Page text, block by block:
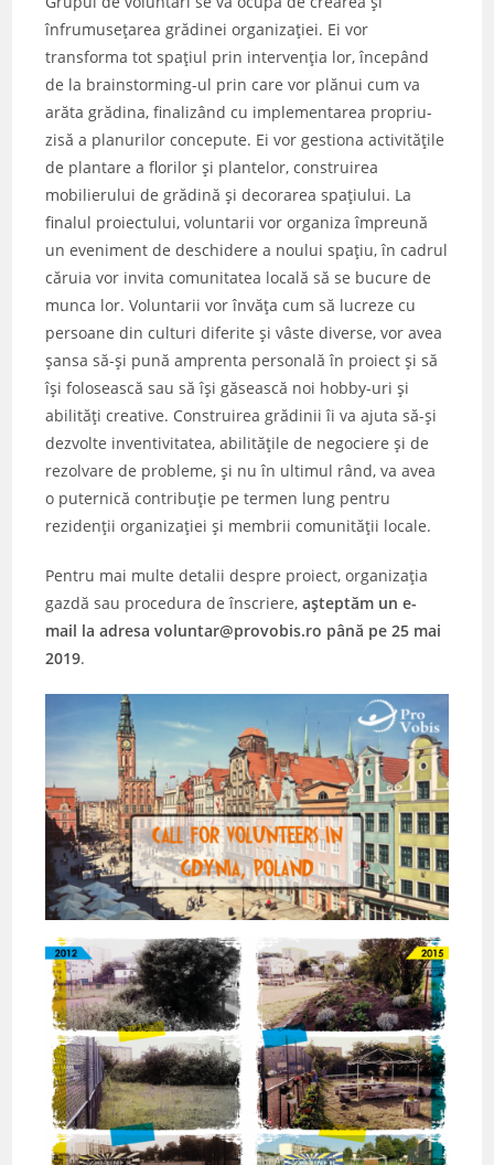
înfrumusețarea grădinei organizației. Ei vor
transforma tot spațiul prin intervenția lor, începând
de la brainstorming-ul prin care vor plănui cum va
arăta grădina, finalizând cu implementarea propriu-
zisă a planurilor concepute. Ei vor gestiona activitățile
de plantare a florilor și plantelor, construirea
mobilierului de grădină și decorarea spațiului. La
finalul proiectului, voluntarii vor organiza împreună
un eveniment de deschidere a noului spațiu, în cadrul
căruia vor invita comunitatea locală să se bucure de
munca lor. Voluntarii vor învăța cum să lucreze cu
persoane din culturi diferite și vâste diverse, vor avea
șansa să-și pună amprenta personală în proiect și să
își folosească sau să își găsească noi hobby-uri și
abilități creative. Construirea grădinii îi va ajuta să-și
dezvolte inventivitatea, abilitățile de negociere și de
rezolvare de probleme, și nu în ultimul rând, va avea
o puternică contribuție pe termen lung pentru
rezidenții organizației și membrii comunității locale.
Pentru mai multe detalii despre proiect, organizația
gazdă sau procedura de înscriere,așteptăm un e-
mail la adresa voluntar@provobis.ro până pe 25 mai
2019.